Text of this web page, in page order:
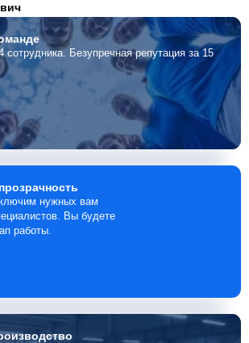
сотрудника. Безупречная репутация за 15
прозрачность
нужных вам
Вы будете
работы.